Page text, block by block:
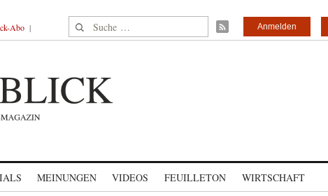
Abo Suche nach: Anmelden
MEINUNGEN VIDEOS FEUILLETON WIRTSCHAFT